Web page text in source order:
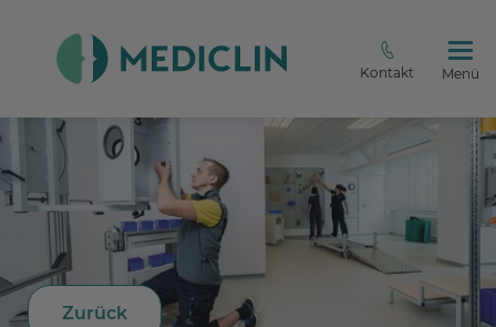
Kontakt Menü
Zurück